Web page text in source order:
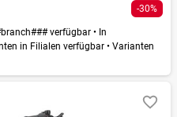
-30%
verfügbar • In
in Filialen verfügbar • Varianten